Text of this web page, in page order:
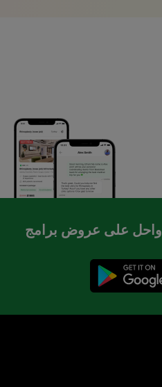
حمل تطبيق Bookimed واحل على عروض برامج
Mobile app illustration